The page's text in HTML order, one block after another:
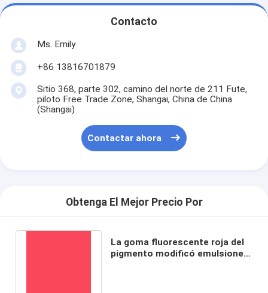
Contacto
Ms. Emily
+86 13816701879
Sitio 368, parte 302, camino del norte de 211 Fute,
piloto Free Trade Zone, Shangai, China de China
(Shangai)
Contactar ahora
Obtenga El Mejor Precio Por
La goma fluorescente roja del
pigmento modificó emulsiones